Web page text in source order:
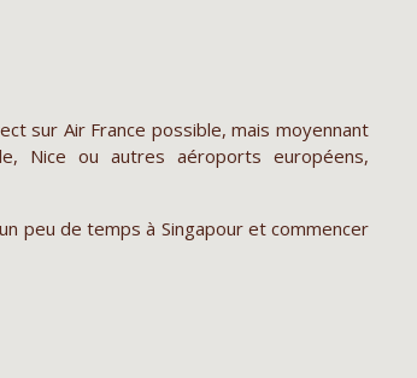
sur Air France possible, mais moyennant
Nice ou autres aéroports européens,
peu de temps à Singapour et commencer